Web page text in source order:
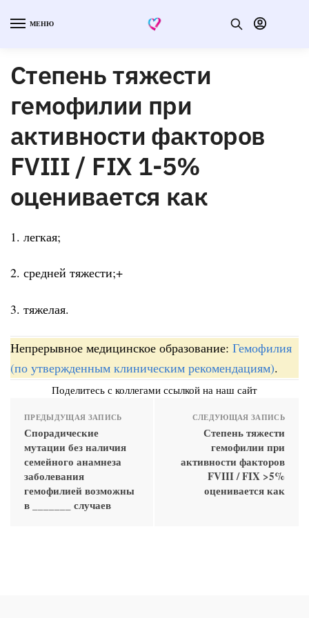
МЕНЮ
Степень тяжести
гемофилии при
активности факторов
FVIII / FIX 1-5%
оценивается как
1. легкая;
2. средней тяжести;+
3. тяжелая.
Непрерывное медицинское образование: Гемофилия
(по утвержденным клиническим рекомендациям).
Поделитесь с коллегами ссылкой на наш сайт
ПРЕДЫДУЩАЯ ЗАПИСЬ
Спорадические
мутации без наличия
семейного анамнеза
заболевания
гемофилией возможны
в _______ случаев
СЛЕДУЮЩАЯ ЗАПИСЬ
Степень тяжести
гемофилии при
активности факторов
FVIII / FIX >5%
оценивается как